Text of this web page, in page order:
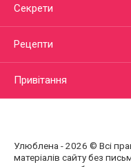
Секрети
Рецепти
Привітання
Улюблена - 2026 © Всі
матеріалів сайту без